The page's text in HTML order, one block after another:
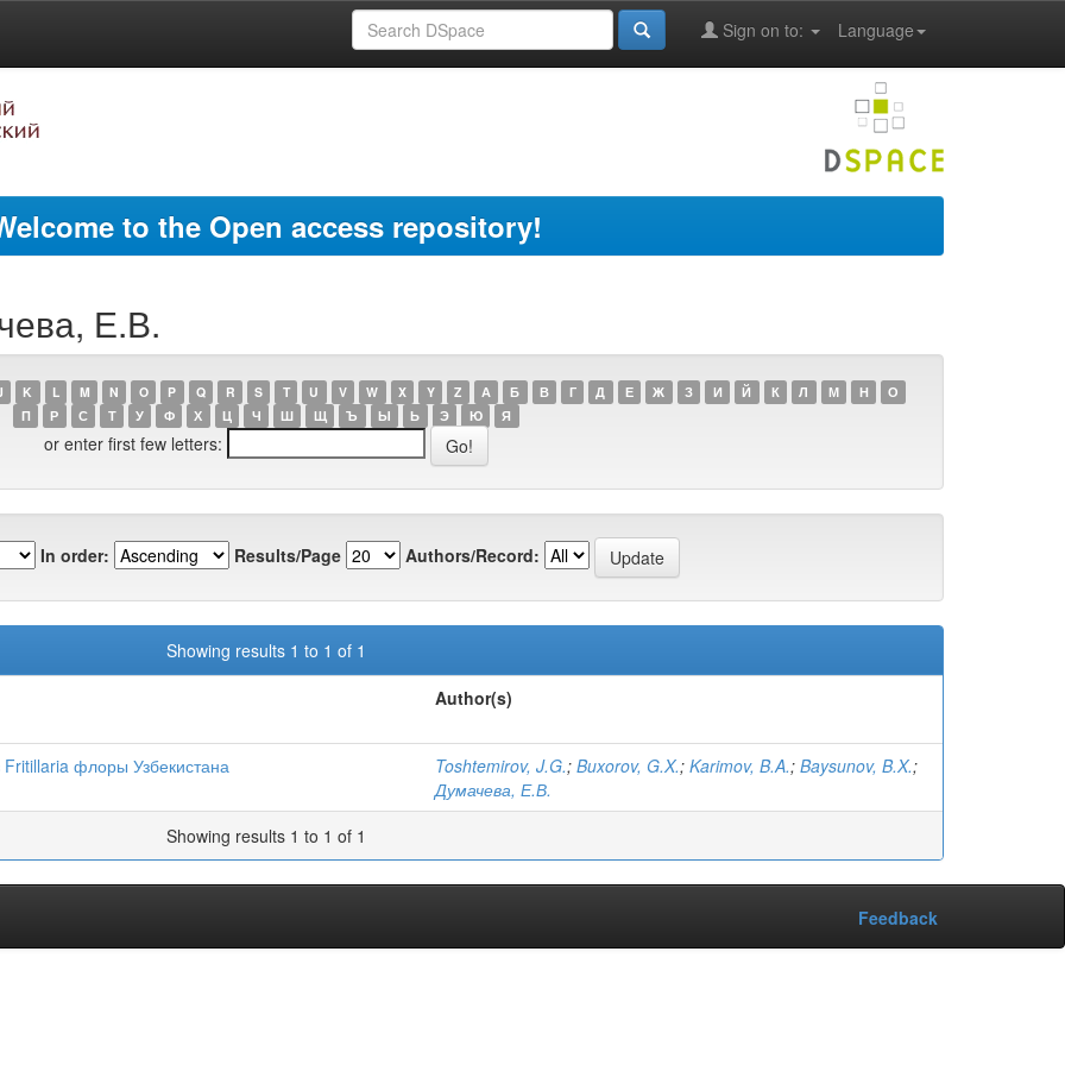
Language
Sign on to:
to the Open access repository!
Е.В.
K L M N O P Q R S T U V W X Y Z А Б В Г Д Е Ж З И Й К Л М Н
О
П
Р С Т У Ф Х Ц Ч Ш Щ Ъ Ы Ь Э Ю Я
or enter first few letters:
In order: Results/Page Authors/Record:
Showing results 1 to 1 of 1
Author(s)
Fritillaria флоры Узбекистана Toshtemirov, J.G.; Buxorov, G.X.; Karimov, B.A.; Baysunov, B.X.;
Думачева, Е.В.
Showing results 1 to 1 of 1
Feedback